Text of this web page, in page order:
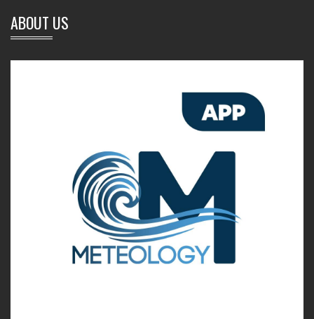
ABOUT US